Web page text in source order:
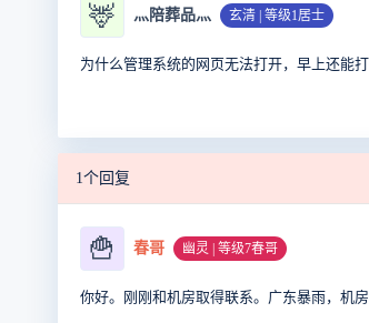
🦌 灬陪葬品灬 玄清 | 等级1居士
为什么管理系统的网页无法打开，早上还能
1个回复
🍟 春哥 幽灵 | 等级7春哥
你好。刚刚和机房取得联系。广东暴雨，机